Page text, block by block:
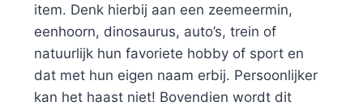
item. Denk hierbij aan een zeemeermin,
eenhoorn, dinosaurus, auto’s, trein of
natuurlijk hun favoriete hobby of sport en
dat met hun eigen naam erbij. Persoonlijker
kan het haast niet! Bovendien wordt dit